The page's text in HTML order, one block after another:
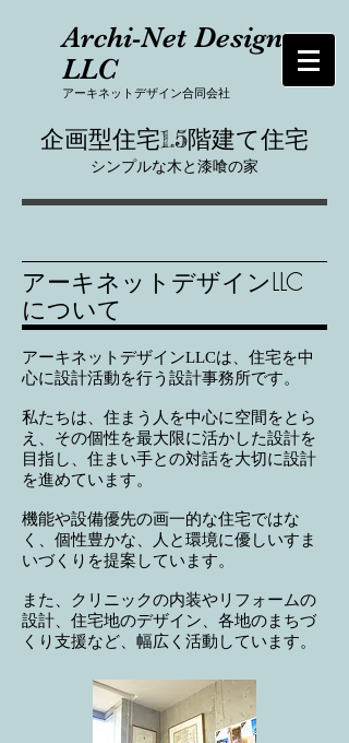
Archi-Net Design
LLC
企画型住宅1.5階建て住宅
​シンプルな木と漆喰の家
アーキネットデザインLLC
について
アーキネットデザインLLCは、住宅を中
心に設計活動を行う設計事務所です。
私たちは、住まう人を中心に空間をとら
え、その個性を最大限に活かした設計を
目指し、住まい手との対話を大切に設計
を進めています。
機能や設備優先の画一的な住宅ではな
く、個性豊かな、人と環境に優しいすま
いづくりを提案しています。
また、クリニックの内装やリフォームの
設計、住宅地のデザイン、各地のまちづ
くり支援など、幅広く活動しています。